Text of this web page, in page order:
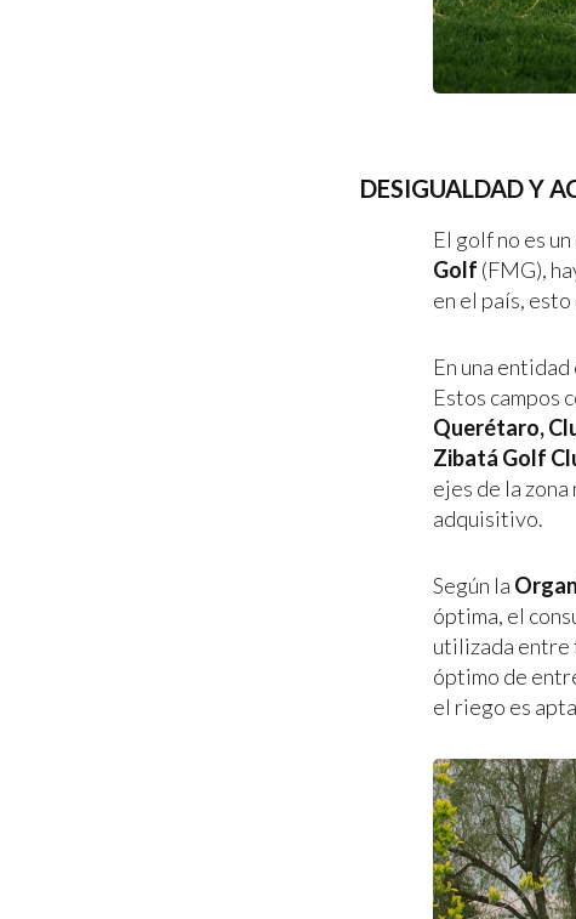
DESIGUALDAD Y
El golf no es
Golf (FMG),
en el país,
En una
Estos campos
Querétaro,
Zibatá Golf
ejes de la
adquisitivo.
Según la
óptima, el
utilizada entre
óptimo de
el riego es